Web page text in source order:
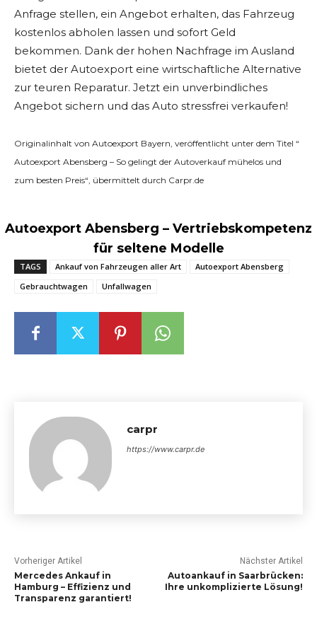
Anfrage stellen, ein Angebot erhalten, das Fahrzeug
kostenlos abholen lassen und sofort Geld
bekommen. Dank der hohen Nachfrage im Ausland
bietet der Autoexport eine wirtschaftliche Alternative
zur teuren Reparatur. Jetzt ein unverbindliches
Angebot sichern und das Auto stressfrei verkaufen!
Originalinhalt von Autoexport Bayern, veröffentlicht unter dem Titel “
Autoexport Abensberg – So gelingt der Autoverkauf mühelos und
zum besten Preis“, übermittelt durch Carpr.de
Autoexport Abensberg – Vertriebskompetenz
für seltene Modelle
TAGS Ankauf von Fahrzeugen aller Art
Autoexport Abensberg
Gebrauchtwagen
Unfallwagen
carpr
https://www.carpr.de
Vorheriger Artikel
Mercedes Ankauf in
Hamburg – Effizienz und
Transparenz garantiert!
Nächster Artikel
Autoankauf in Saarbrücken:
Ihre unkomplizierte Lösung!